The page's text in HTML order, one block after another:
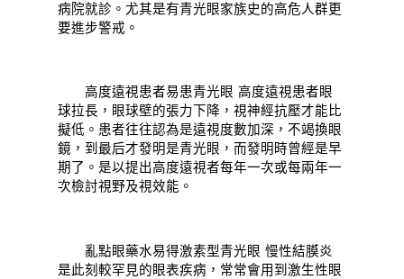
病院就診。尤其是有青光眼家族史的高危人群更
要進步警戒。
高度遠視患者易患青光眼 高度遠視患者眼
球拉長，眼球壁的張力下降，視神經抗壓才能比
擬低。患者往往認為是遠視度數加深，不竭換眼
鏡，到最后才發明是青光眼，而發明時曾經是早
期了。是以提出高度遠視者每年一次或每兩年一
次檢討視野及視效能。
亂點眼藥水易得激素型青光眼 慢性結膜炎
是此刻較罕見的眼表疾病，常常會用到激生性眼